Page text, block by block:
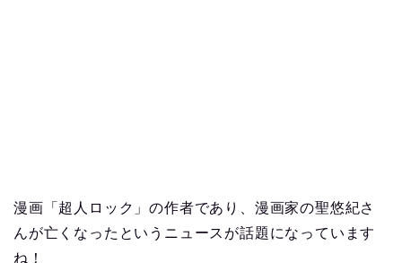
漫画「超人ロック」の作者であり、漫画家の聖悠紀さ
んが亡くなったというニュースが話題になっています
ね！